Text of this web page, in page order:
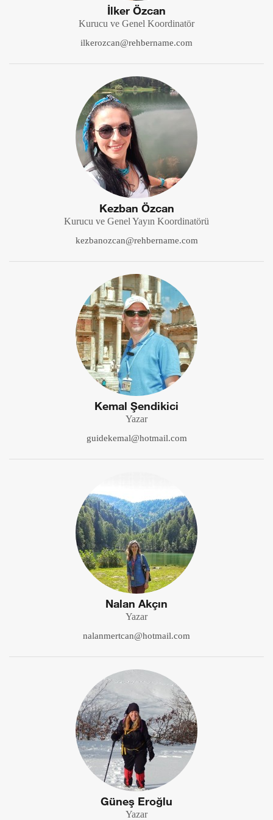
İlker Özcan
Kurucu ve Genel Koordinatör
ilkerozcan@rehbername.com
Kezban Özcan
Kurucu ve Genel Yayın Koordinatörü
kezbanozcan@rehbername.com
Kemal Şendikici
Yazar
guidekemal@hotmail.com
Nalan Akçın
Yazar
nalanmertcan@hotmail.com
Güneş Eroğlu
Yazar